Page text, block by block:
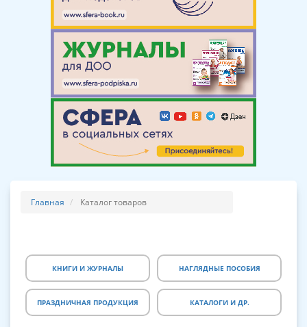
Главная Каталог товаров
КНИГИ И ЖУРНАЛЫ НАГЛЯДНЫЕ ПОСОБИЯ
ПРАЗДНИЧНАЯ ПРОДУКЦИЯ КАТАЛОГИ И ДР.